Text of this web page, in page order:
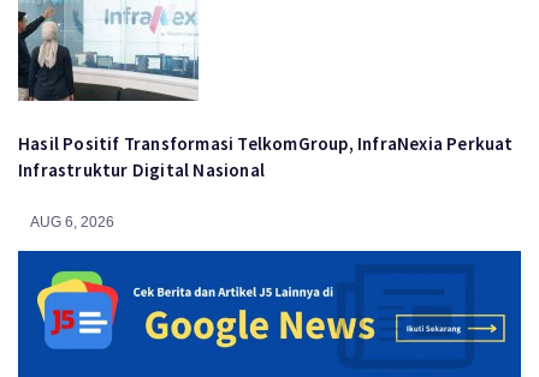
Hasil Positif Transformasi TelkomGroup, InfraNexia Perkuat
Infrastruktur Digital Nasional
AUG 6, 2026